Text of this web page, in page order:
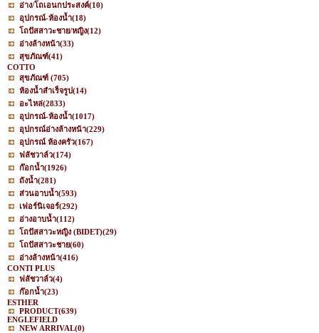
อ่าง/โถเอนกประสงค์(10)
อุปกรณ์-ห้องน้ำ(18)
โถปัสสาวะชาย/หญิง(12)
อ่างล้างหน้า(33)
สุขภัณฑ์(41)
COTTO
สุขภัณฑ์ (705)
ห้องน้ำสำเร็จรูป(14)
อะไหล่(2833)
อุปกรณ์-ห้องน้ำ(1017)
อุปกรณ์อ่างล้างหน้า(229)
อุปกรณ์ ห้องครัว(167)
ฟลัชวาล์ว(174)
ก๊อกน้ำ(1926)
ถังน้ำ(281)
ส่วนอาบน้ำ(593)
เฟอร์นิเจอร์(292)
อ่างอาบน้ำ(112)
โถปัสสาวะหญิง (BIDET)(29)
โถปัสสาวะชาย(60)
อ่างล้างหน้า(416)
CONTI PLUS
ฟลัชวาล์ว(4)
ก๊อกน้ำ(23)
ESTHER
PRODUCT(639)
ENGLEFIELD
NEW ARRIVAL(0)